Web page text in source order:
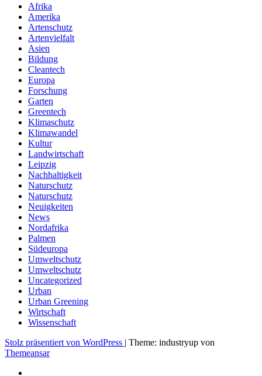
Afrika
Amerika
Artenschutz
Artenvielfalt
Asien
Bildung
Cleantech
Europa
Forschung
Garten
Greentech
Klimaschutz
Klimawandel
Kultur
Landwirtschaft
Leipzig
Nachhaltigkeit
Naturschutz
Naturschutz
Neuigkeiten
News
Nordafrika
Palmen
Südeuropa
Umweltschutz
Umweltschutz
Uncategorized
Urban
Urban Greening
Wirtschaft
Wissenschaft
Stolz präsentiert von WordPress | Theme: industryup von
Themeansar